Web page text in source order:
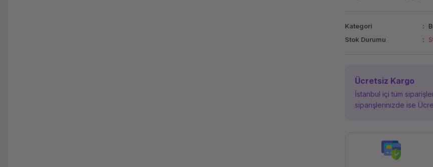
Kategori
Stok Durumu
Ücretsiz Kargo
İstanbul içi tüm
siparişlerinizde ise